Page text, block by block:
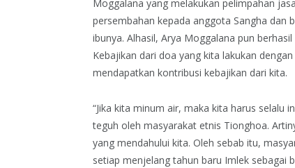
Moggalana yang melakukan pelimpahan
persembahan kepada anggota Sangha dan
ibunya. Alhasil, Arya Moggalana pun
Kebajikan dari doa yang kita lakukan
mendapatkan kontribusi kebajikan dari kita.
“Jika kita minum air, maka kita harus selalu
teguh oleh masyarakat etnis Tionghoa.
yang mendahului kita. Oleh sebab itu,
setiap menjelang tahun baru Imlek sebagai